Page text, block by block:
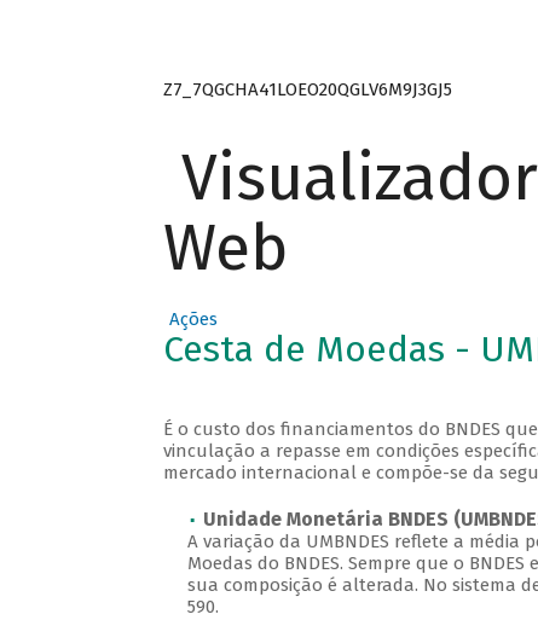
Z7_7QGCHA41LOEO20QGLV6M9J3GJ5
Web
Ações
Cesta de Moedas -
É o custo dos financiamentos do BNDES
vinculação a repasse em condições
mercado internacional e compõe-se da
Unidade Monetária BNDES
A variação da UMBNDES reflete a média
Moedas do BNDES. Sempre que o
sua composição é alterada. No sistema
590.